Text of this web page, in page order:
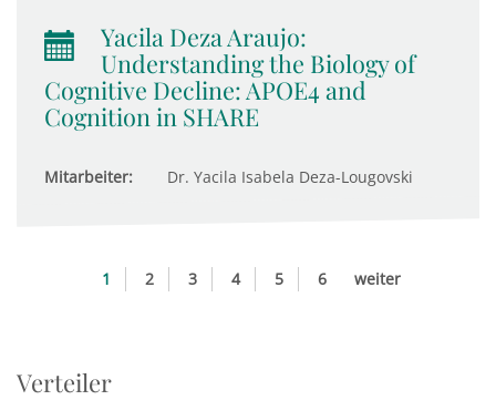
Yacila Deza Araujo:
Understanding the Biology of
Cognitive Decline: APOE4 and
Cognition in SHARE
Mitarbeiter: Dr. Yacila Isabela Deza-Lougovski
1 2 3 4 5 6 weiter
Verteiler